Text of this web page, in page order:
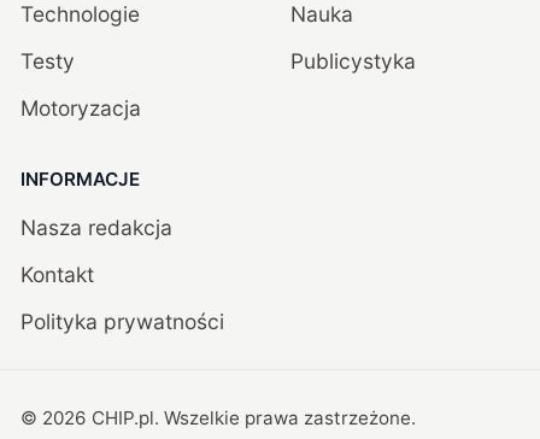
Technologie
Testy
Motoryzacja
Nauka
Publicystyka
INFORMACJE
Nasza redakcja
Kontakt
Polityka prywatności
© 2026 CHIP.pl. Wszelkie prawa zastrzeżone.